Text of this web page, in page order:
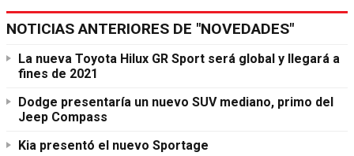
NOTICIAS ANTERIORES DE "NOVEDADES"
La nueva Toyota Hilux GR Sport será global y llegará a
fines de 2021
Dodge presentaría un nuevo SUV mediano, primo del
Jeep Compass
Kia presentó el nuevo Sportage